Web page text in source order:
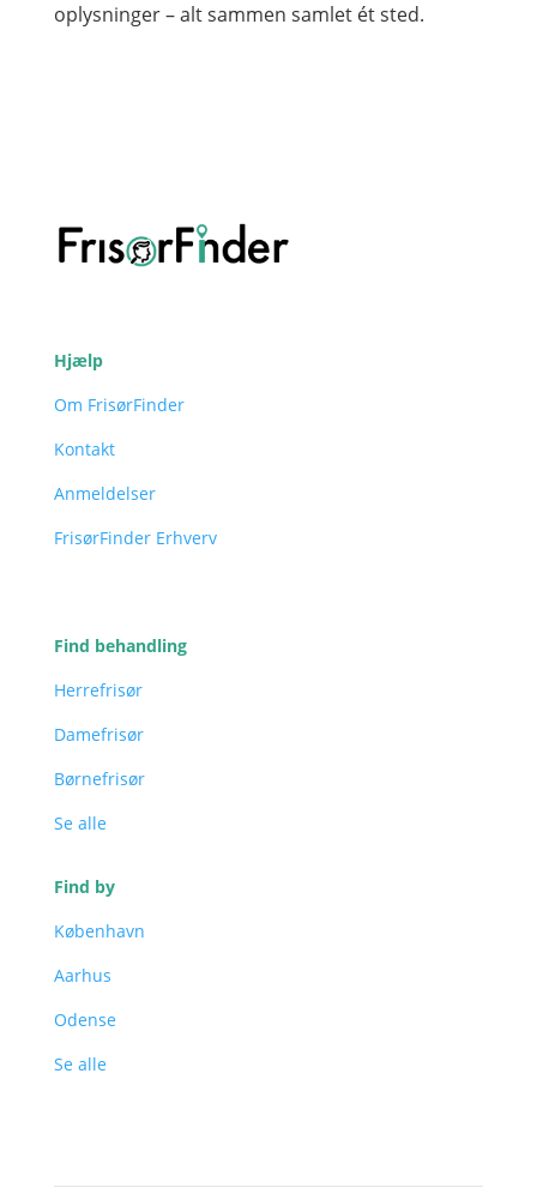
oplysninger – alt sammen samlet ét sted.
Hjælp
Om FrisørFinder
Kontakt
Anmeldelser
FrisørFinder Erhverv
Find behandling
Herrefrisør
Damefrisør
Børnefrisør
Se alle
Find by
København
Aarhus
Odense
Se alle